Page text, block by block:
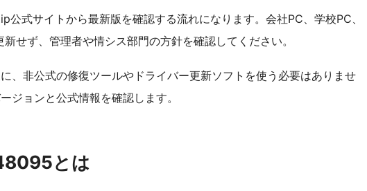
公式サイトから最新版を確認する流れになります。会社PC、学校PC、
せず、管理者や情シス部門の方針を確認してください。
、非公式の修復ツールやドライバー更新ソフトを使う必要はありませ
ジョンと公式情報を確認します。
とは